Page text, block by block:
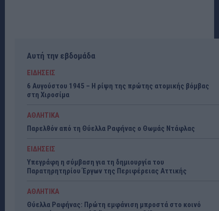
Αυτή την εβδομάδα
ΕΙΔΗΣΕΙΣ
6 Αυγούστου 1945 – Η ρίψη της πρώτης ατομικής βόμβας
στη Χιροσίμα
ΑΘΛΗΤΙΚΑ
Παρελθόν από τη Θύελλα Ραφήνας ο Θωμάς Ντάφλας
ΕΙΔΗΣΕΙΣ
Υπεγράφη η σύμβαση για τη δημιουργία του
Παρατηρητηρίου Έργων της Περιφέρειας Αττικής
ΑΘΛΗΤΙΚΑ
Θύελλα Ραφήνας: Πρώτη εμφάνιση μπροστά στο κοινό